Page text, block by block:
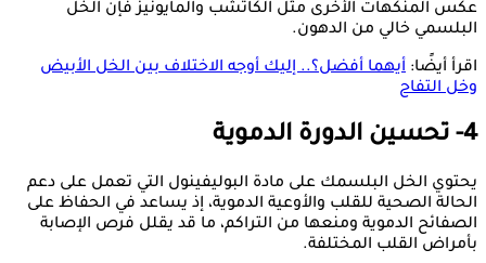
عكس المنكهات الأخرى مثل الكاتشب والمايونيز فإن الخل
البلسمي خالي من الدهون.
اقرأ أيضًا: أيهما أفضل؟.. إليك أوجه الاختلاف بين الخل الأبيض
وخل التفاح
4- تحسين الدورة الدموية
يحتوي الخل البلسمك على مادة البوليفينول التي تعمل على دعم
الحالة الصحية للقلب والأوعية الدموية، إذ يساعد في الحفاظ على
الصفائح الدموية ومنعها من التراكم، ما قد يقلل فرص الإصابة
بأمراض القلب المختلفة.